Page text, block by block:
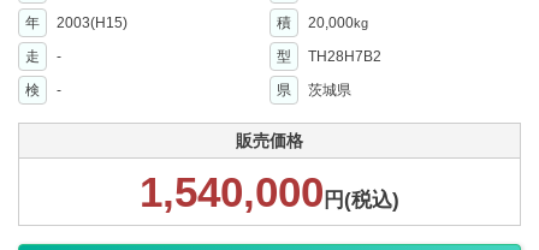
年
2003(H15) 積 20,000kg
走 - 型
TH28H7B2
検
- 県 茨城県
販売価格
1,540,000 円(税込)